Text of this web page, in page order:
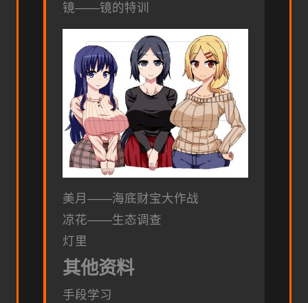
镜——镜的特训
美月——海底财宝大作战
凉花——生态调查
灯里
其他资料
手段学习